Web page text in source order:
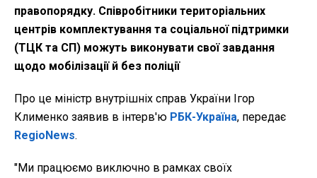
правопорядку. Співробітники територіальних
центрів комплектування та соціальної підтримки
(ТЦК та СП) можуть виконувати свої завдання
щодо мобілізації й без поліції
Про це міністр внутрішніх справ України Ігор
Клименко заявив в інтерв'ю РБК-Україна, передає
RegioNews.
"Ми працюємо виключно в рамках своїх